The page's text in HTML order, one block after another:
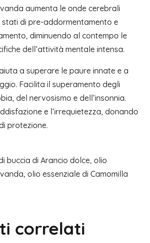
aumenta le onde cerebrali
di pre-addormentamento e
diminuendo al contempo le
dell’attività mentale intensa.
a superare le paure innate e a
Facilita il superamento degli
del nervosismo e dell’insonnia.
e l’irrequietezza, donando
protezione.
buccia di Arancio dolce, olio
olio essenziale di Camomilla
correlati